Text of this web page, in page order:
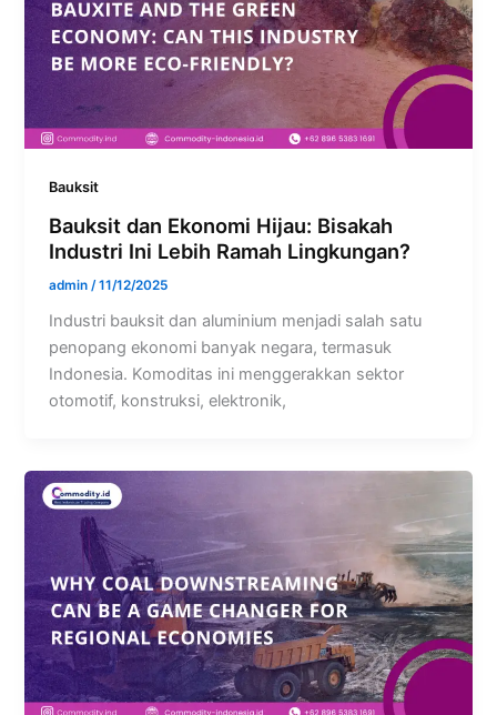
Bauksit
Bauksit dan Ekonomi Hijau: Bisakah
Industri Ini Lebih Ramah Lingkungan?
admin /11/12/2025
Industri bauksit dan aluminium menjadi salah satu
penopang ekonomi banyak negara, termasuk
Indonesia. Komoditas ini menggerakkan sektor
otomotif, konstruksi, elektronik,